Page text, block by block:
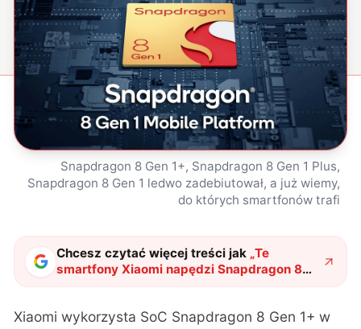
Snapdragon 8 Gen 1+, Snapdragon 8 Gen 1 Plus,
Snapdragon 8 Gen 1 ledwo zadebiutował, a już wiemy,
do których smartfonów trafi
Chcesz czytać więcej treści jak „Te
smartfony Xiaomi napędzi Snapdragon 8
Gen 1+. Kod źródłowy MIUI ujawnił listę"?
Xiaomi wykorzysta SoC Snapdragon 8 Gen 1+ w